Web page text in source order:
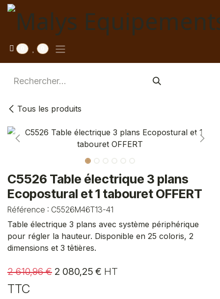
Se rendre au contenu
Tous les produits
C5526 Table électrique 3 plans
Ecopostural et 1 tabouret OFFERT
Référence : C5526M46T13-41
Table électrique 3 plans avec système périphérique
pour régler la hauteur. Disponible en 25 coloris, 2
dimensions et 3 têtières.
2 610,96€ 2 080,25 € HT
TTC